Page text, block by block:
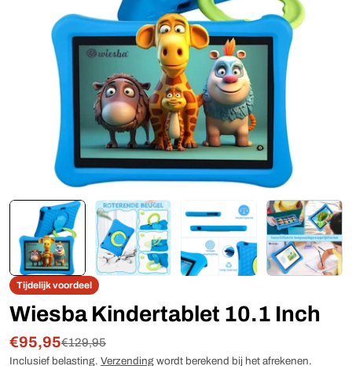
Open media 0 in modaal
Tijdelijk voordeel
Wiesba Kindertablet 10.1 Inch
Verkoopprijs
€95,95
Reguliere
prijs
€129,95
Inclusief belasting. Verzending wordt berekend bij het afrekenen.